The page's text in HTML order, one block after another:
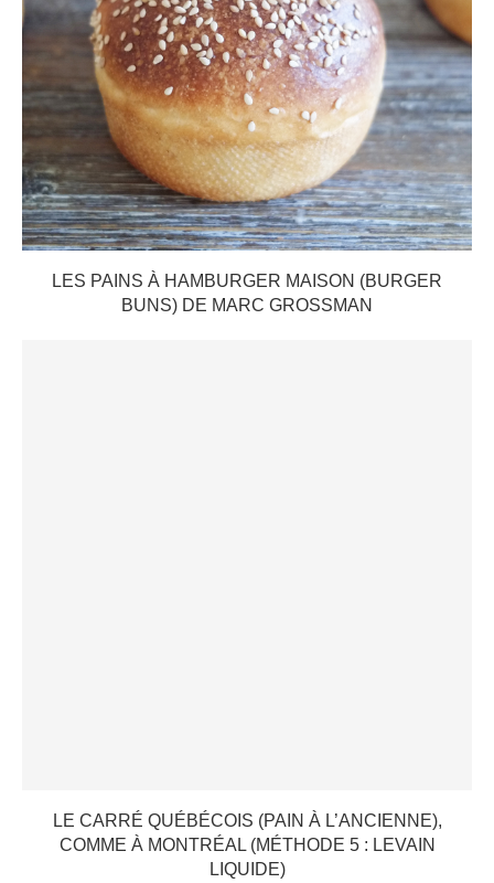
LES PAINS À HAMBURGER MAISON (BURGER
BUNS) DE MARC GROSSMAN
LE CARRÉ QUÉBÉCOIS (PAIN À L’ANCIENNE),
COMME À MONTRÉAL (MÉTHODE 5 : LEVAIN
LIQUIDE)